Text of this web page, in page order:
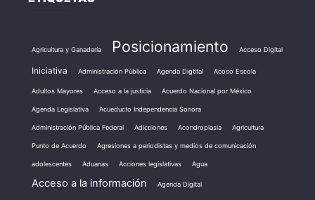
Agricultura y Ganadería Posicionamiento Acceso Digital
Iniciativa Administración Pública Agenda Digtital Acoso Escola
Adultos Mayores Acceso a la justicia Acuerdo Nacional por México
Agenda Legislativa Acueducto Independencia Sonora
Administración Pública Federal Adicciones Acondroplasia Agricultura
Punto de Acuerdo Agresiones a periodistas y medios de comunicación
adolescentes Aduanas Acciones legislativas Agua
Acceso a la información Agenda Digital